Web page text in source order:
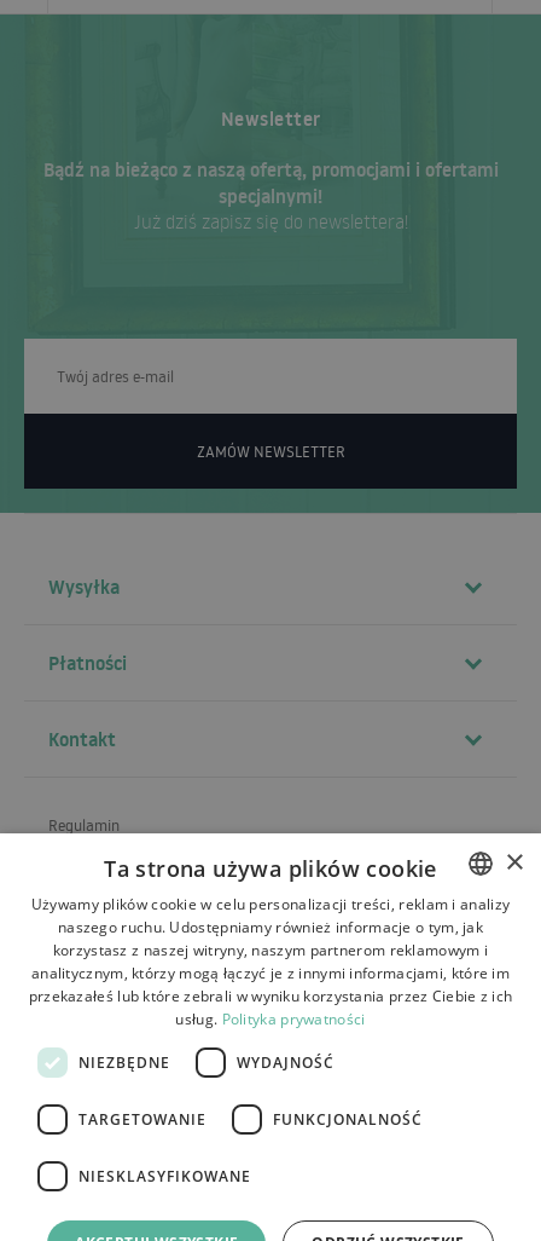
Newsletter
Bądź na bieżąco z naszą ofertą, promocjami i ofertami
specjalnymi!
Już dziś zapisz się do newslettera!
ZAMÓW NEWSLETTER
Wysyłka
Płatności
Kontakt
Regulamin
Wysyłka
Zwroty i reklamacje
Kontakt
e-commerce platform by:
POLISH
BULGARIAN
×
Ta strona używa plików cookie
Używamy plików cookie w celu personalizacji treści, reklam i analizy
naszego ruchu. Udostępniamy również informacje o tym, jak
korzystasz z naszej witryny, naszym partnerom reklamowym i
analitycznym, którzy mogą łączyć je z innymi informacjami, które im
przekazałeś lub które zebrali w wyniku korzystania przez Ciebie z ich
usług. Polityka prywatności
NIEZBĘDNE WYDAJNOŚĆ
TARGETOWANIE FUNKCJONALNOŚĆ
NIESKLASYFIKOWANE